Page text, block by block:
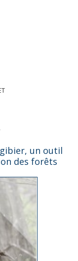
un outil
des forêts